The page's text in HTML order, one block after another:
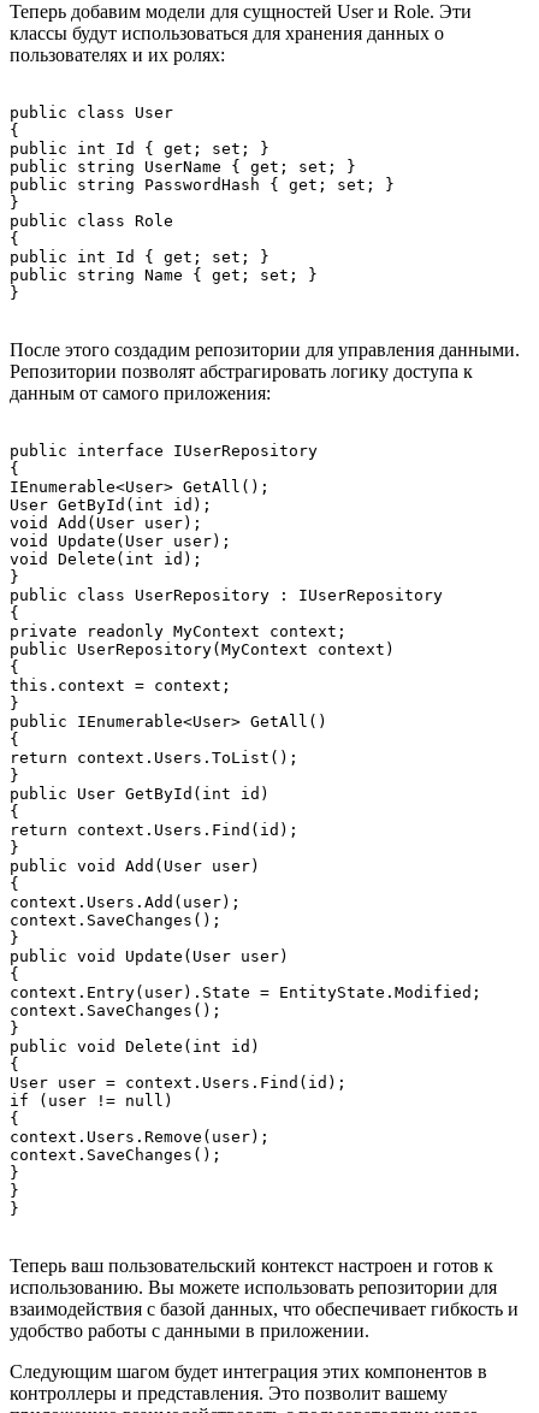
Теперь добавим модели для сущностей User и Role. Эти
классы будут использоваться для хранения данных о
пользователях и их ролях:
public class User
{
public int Id { get; set; }
public string UserName { get; set; }
public string PasswordHash { get; set; }
}
public class Role
{
public int Id { get; set; }
public string Name { get; set; }
После этого создадим репозитории для управления данными.
Репозитории позволят абстрагировать логику доступа к
данным от самого приложения:
public interface IUserRepository
{
IEnumerable<User> GetAll();
User GetById(int id);
void Add(User user);
void Update(User user);
void Delete(int id);
}
public class UserRepository : IUserRepository
{
private readonly MyContext context;
public UserRepository(MyContext context)
{
this.context = context;
}
public IEnumerable<User> GetAll()
{
return context.Users.ToList();
}
public User GetById(int id)
{
return context.Users.Find(id);
}
public void Add(User user)
{
context.Users.Add(user);
context.SaveChanges();
}
public void Update(User user)
{
context.Entry(user).State = EntityState.Modified;
context.SaveChanges();
}
public void Delete(int id)
{
User user = context.Users.Find(id);
if (user != null)
{
context.Users.Remove(user);
context.SaveChanges();
}
}
Теперь ваш пользовательский контекст настроен и готов к
использованию. Вы можете использовать репозитории для
взаимодействия с базой данных, что обеспечивает гибкость и
удобство работы с данными в приложении.
Следующим шагом будет интеграция этих компонентов в
контроллеры и представления. Это позволит вашему